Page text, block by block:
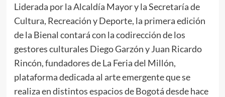
Liderada por la Alcaldía Mayor y la Secretaría de
Cultura, Recreación y Deporte, la primera edición
de la Bienal contará con la codirección de los
gestores culturales Diego Garzón y Juan Ricardo
Rincón, fundadores de La Feria del Millón,
plataforma dedicada al arte emergente que se
realiza en distintos espacios de Bogotá desde hace